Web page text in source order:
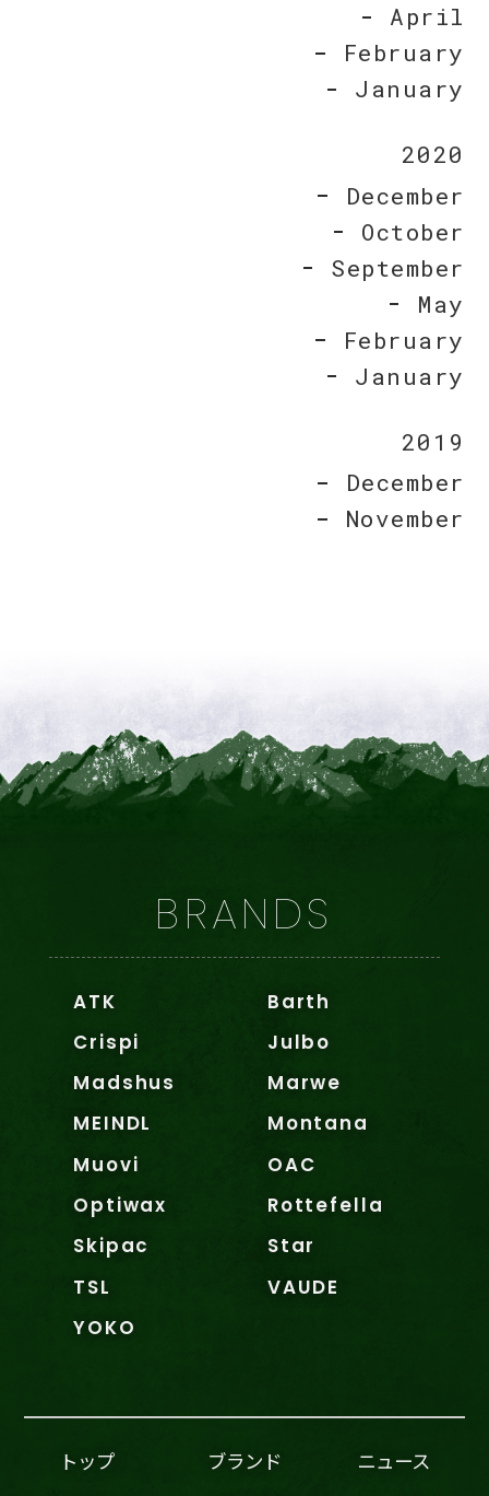
April
February
January
2020
December
October
September
May
February
January
2019
December
November
BRANDS
ATK
Barth
Crispi
Julbo
Madshus
Marwe
MEINDL
Montana
Muovi
OAC
Optiwax
Rottefella
Skipac
Star
TSL
VAUDE
YOKO
トップ ブランド
ニュース